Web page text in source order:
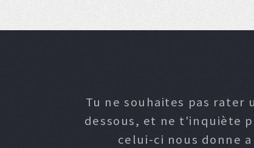
Tu ne souhaites pas
dessous, et ne t'inquiète
celui-ci nous donne